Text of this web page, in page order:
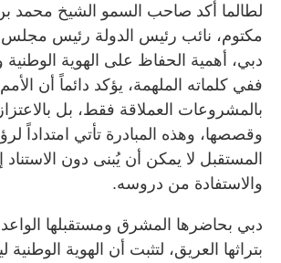
لطالما أكد صاحب السمو الشيخ محمد
مكتوم، نائب رئيس الدولة رئيس مجلس
دبي، أهمية الحفاظ على الهوية الوطنية
ففي كلماته الملهمة، يؤكد دائماً أن
بالمشروعات العملاقة فقط، بل
وقصصها، وهذه المبادرة تأتي امتداداً
المستقبل لا يمكن أن يُبنى دون
والاستفادة من دروسه.
دبي بحاضرها المشرق ومستقبلها
بتراثها العريق، لتثبت أن الهوية